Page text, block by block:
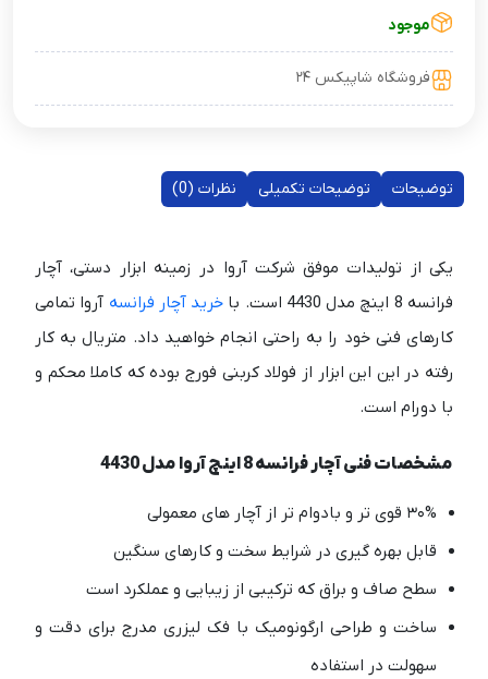
فروشگاه شاپیکس ۲۴
موجود
توضیحات توضیحات تکمیلی نظرات (0)
یکی از تولیدات موفق شرکت آروا در زمینه ابزار دستی، آچار
فرانسه 8 اینچ مدل 4430 است. با
خرید آچار فرانسه آروا تمامی
کارهای فنی خود را به راحتی انجام خواهید داد. متریال به کار
رفته در این این ابزار از فولاد کربنی فورج بوده که کاملا محکم و
با دورام است.
مشخصات فنی آچار فرانسه 8 اینچ آروا مدل 4430
۳۰% قوی تر و بادوام تر از آچار های معمولی
قابل بهره گیری در شرایط سخت و کارهای سنگین
سطح صاف و براق که ترکیبی از زیبایی و عملکرد است
ساخت و طراحی ارگونومیک با فک لیزری مدرج برای دقت و
سهولت در استفاده